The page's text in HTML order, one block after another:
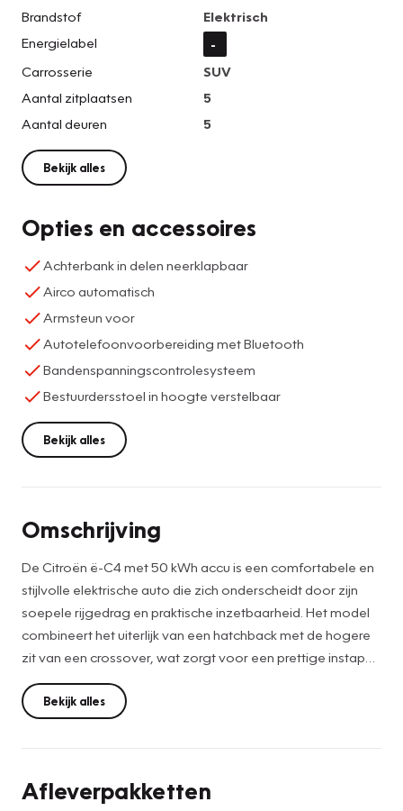
Brandstof
Elektrisch
Energielabel
-
Carrosserie
SUV
Aantal zitplaatsen
5
Aantal deuren
5
Bekijk alles
Opties en accessoires
Achterbank in delen neerklapbaar
Airco automatisch
Armsteun voor
Autotelefoonvoorbereiding met Bluetooth
Bandenspanningscontrolesysteem
Bestuurdersstoel in hoogte verstelbaar
Bekijk alles
Omschrijving
De Citroën ë-C4 met 50 kWh accu is een comfortabele en
stijlvolle elektrische auto die zich onderscheidt door zijn
soepele rijgedrag en praktische inzetbaarheid. Het model
combineert het uiterlijk van een hatchback met de hogere
zit van een crossover, wat zorgt voor een prettige instap
en goed overzicht op de weg. De elektromotor levert 136
pk en zorgt voor een stille en ontspannen rijervaring, zowel
in de stad als op langere ritten.
rijcomfort. Dankzij de speciale vering worden
Bekijk alles
Afleverpakketten